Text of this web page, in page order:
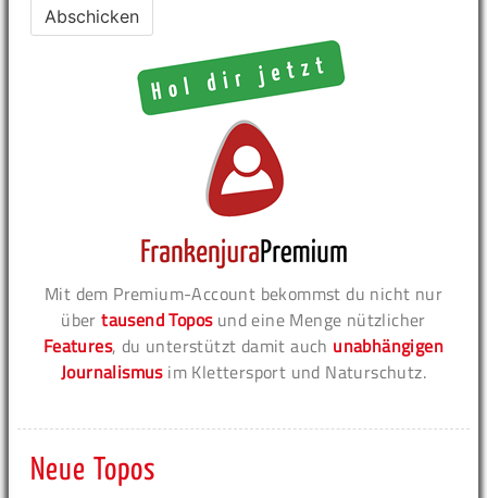
Mit dem Premium-Account bekommst du nicht nur
übertausend Toposund eine Menge nützlicher
Features, du unterstützt damit auch unabhängigen
Journalismusim Klettersport und Naturschutz.
Neue Topos